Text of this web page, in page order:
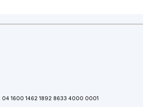
04 1600 1462 1892 8633 4000 0001